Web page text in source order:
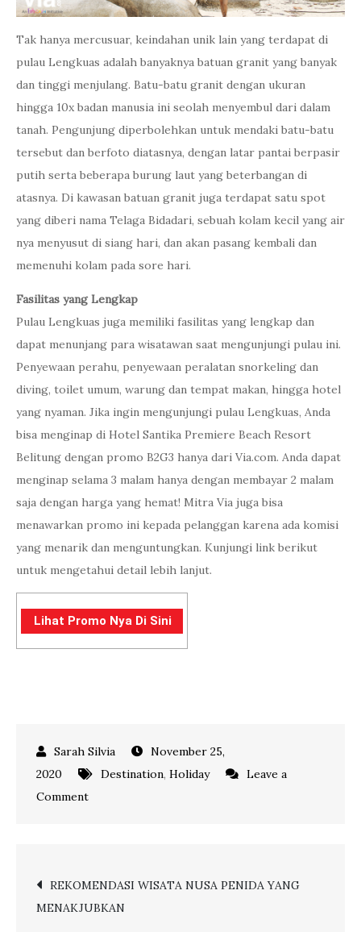
Tak hanya mercusuar, keindahan unik lain yang terdapat di
pulau Lengkuas adalah banyaknya batuan granit yang banyak
dan tinggi menjulang. Batu-batu granit dengan ukuran
hingga 10x badan manusia ini seolah menyembul dari dalam
tanah. Pengunjung diperbolehkan untuk mendaki batu-batu
tersebut dan berfoto diatasnya, dengan latar pantai berpasir
putih serta beberapa burung laut yang beterbangan di
atasnya. Di kawasan batuan granit juga terdapat satu spot
yang diberi nama Telaga Bidadari, sebuah kolam kecil yang air
nya menyusut di siang hari, dan akan pasang kembali dan
memenuhi kolam pada sore hari.
Fasilitas yang Lengkap
Pulau Lengkuas juga memiliki fasilitas yang lengkap dan
dapat menunjang para wisatawan saat mengunjungi pulau ini.
Penyewaan perahu, penyewaan peralatan snorkeling dan
diving, toilet umum, warung dan tempat makan, hingga hotel
yang nyaman. Jika ingin mengunjungi pulau Lengkuas, Anda
bisa menginap di Hotel Santika Premiere Beach Resort
Belitung dengan promo B2G3 hanya dari Via.com. Anda dapat
menginap selama 3 malam hanya dengan membayar 2 malam
saja dengan harga yang hemat! Mitra Via juga bisa
menawarkan promo ini kepada pelanggan karena ada komisi
yang menarik dan menguntungkan. Kunjungi link berikut
untuk mengetahui detail lebih lanjut.
Lihat Promo Nya Di Sini
November 25,
2020
Destination, Holiday
Leave a
Commenton
LENGKUAS
BELITUNG
Post
REKOMENDASI WISATA NUSA PENIDA YANG
MENAKJUBKAN